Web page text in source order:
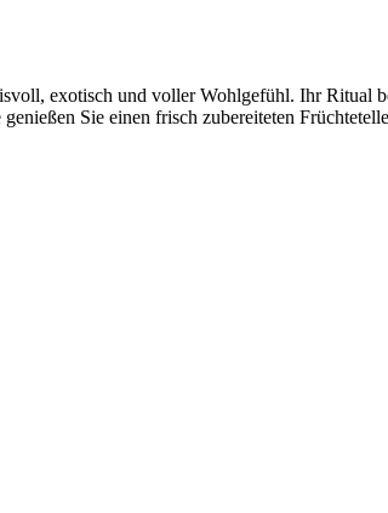
exotisch und voller Wohlgefühl. Ihr
Sie einen frisch zubereiteten